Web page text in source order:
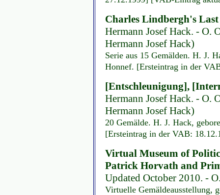
Charles Lindbergh's
Hermann Josef Hack. -
Hermann Josef Hack)
Serie aus 15 Gemälden. H. J.
Honnef. [Ersteintrag in der
[Entschleunigung],
Hermann Josef Hack. -
Hermann Josef Hack)
20 Gemälde. H. J. Hack,
[Ersteintrag in der VAB:
Virtual Museum of
Patrick Horvath and
Updated October 2010. -
Virtuelle Gemäldeausstellung,